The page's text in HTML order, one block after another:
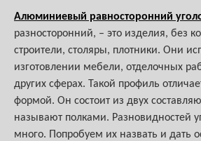
Алюминиевый равносторонний
разносторонний, – это изделия, без
строители, столяры, плотники. Они
изготовлении мебели, отделочных
других сферах. Такой профиль
формой. Он состоит из двух
называют полками. Разновидностей
много. Попробуем их назвать и дать